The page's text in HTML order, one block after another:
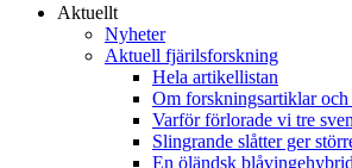
Aktuellt
Nyheter
Aktuell fjärilsforskning
Hela artikellistan
Om forskningsartiklar och
Varför förlorade vi tre
Slingrande slåtter ger
En öländsk blåvingehybrid